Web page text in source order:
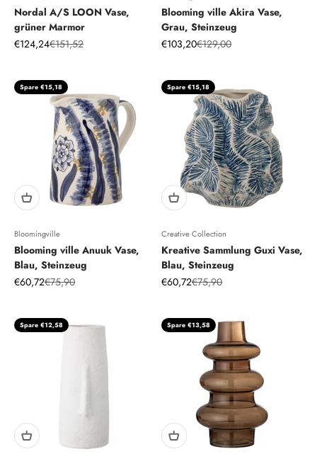
Nordal A/S LOON Vase,
grüner Marmor
Angebot
€124,24Regulärer Preis
€151,52
Blooming ville Akira Vase,
Grau, Steinzeug
Angebot
€103,20Regulärer Preis
€129,00
Spare €15,18
Bloomingville
Blooming ville Anuuk Vase,
Blau, Steinzeug
Angebot
€60,72Regulärer Preis
€75,90
Spare €15,18
Creative Collection
Kreative Sammlung Guxi Vase,
Blau, Steinzeug
Angebot
€60,72Regulärer Preis
€75,90
Spare €12,58 Spare €13,58